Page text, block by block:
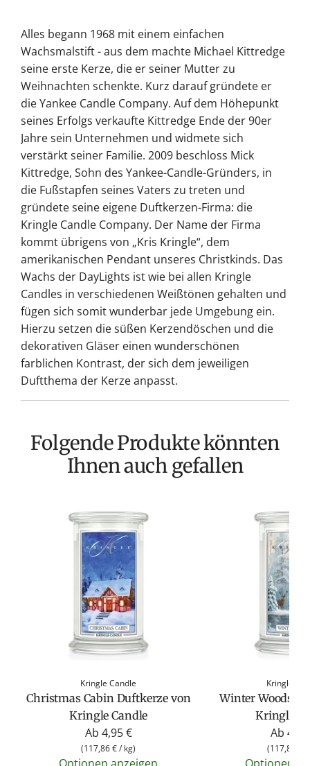
Alles begann 1968 mit einem einfachen
Wachsmalstift - aus dem machte Michael Kittredge
seine erste Kerze, die er seiner Mutter zu
Weihnachten schenkte. Kurz darauf gründete er
die Yankee Candle Company. Auf dem Höhepunkt
seines Erfolgs verkaufte Kittredge Ende der 90er
Jahre sein Unternehmen und widmete sich
verstärkt seiner Familie. 2009 beschloss Mick
Kittredge, Sohn des Yankee-Candle-Gründers, in
die Fußstapfen seines Vaters zu treten und
gründete seine eigene Duftkerzen-Firma: die
Kringle Candle Company. Der Name der Firma
kommt übrigens von „Kris Kringle“, dem
amerikanischen Pendant unseres Christkinds. Das
Wachs der DayLights ist wie bei allen Kringle
Candles in verschiedenen Weißtönen gehalten und
fügen sich somit wunderbar jede Umgebung ein.
Hierzu setzen die süßen Kerzendöschen und die
dekorativen Gläser einen wunderschönen
farblichen Kontrast, der sich dem jeweiligen
Duftthema der Kerze anpasst.
Folgende Produkte könnten
Ihnen auch gefallen
Kringle Candle
Christmas Cabin Duftkerze von
Kringle Candle
Ab 4,95 €
(117,86 €/ kg)
Kringle
Winter Woods
Kringle
Ab
(117,86 €